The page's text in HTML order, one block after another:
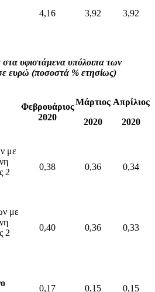
4,16 3,92 3,92
υφιστάμενα υπόλοιπα των
ευρώ (ποσοστά % ετησίως)
Φεβρουάριος
2020
Μάρτιος
2020
Απρίλιος
2020
με
2
0,38 0,36 0,34
με
2
0,40 0,36 0,33
0,17 0,15 0,15